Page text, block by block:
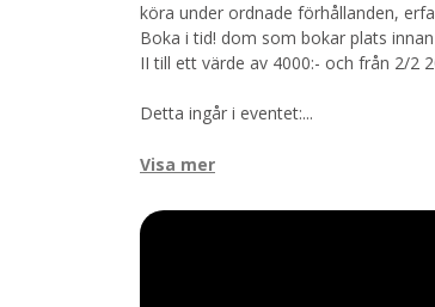
köra under ordnade förhållanden,
Boka i tid! dom som bokar plats
II till ett värde av 4000:- och från 2/2
Detta ingår i eventet:...
Visa mer